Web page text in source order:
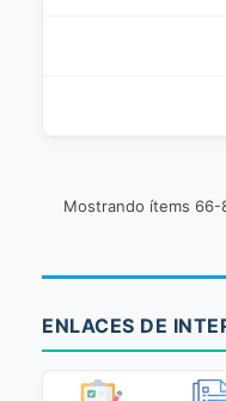
Mostrando ítems 66-
ENLACES DE